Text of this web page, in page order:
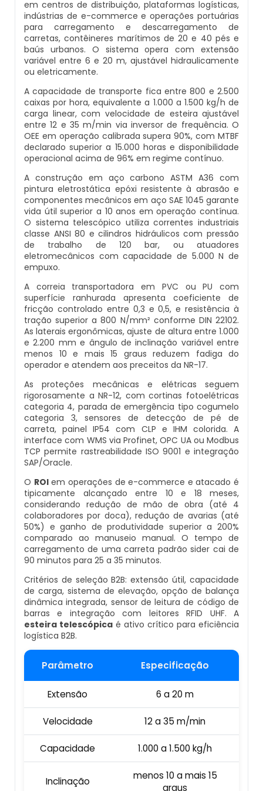
Balança Contadora
Máquina Seladora Rotativa Pneumática
Embaladora Industrial
Pesadora De Grãos
Embaladora De Doces
Embaladora Vertical
Pesadora De Pão
Seladora Automática Com Datador
Pesadora De Salgados Congelados
Balança Multicabeçote
Pesadora Para Biscoito De Polvilho
Seladora Rotativa
Pesadora Para Pão De Queijo
Dosador De Rosca
Pesadoras Automáticas
Embaladora De Graos
Seladora Automática Com Esteira
Embaladora De Pao
Esteira Alimentadora
Seladora Contínua Com Datador
Maquina Contadora
Seladora Rotativa Contínua
Balança Linear
Seladoras Automáticas Com Data
Datador Ink Jet Manual
Datador Ink Jet Portátil
Datador Para Embaladora
Datador Para Embalagens Plásticas
Datador Para Empacotadora
Datador De Tampas
Datador Para Plástico
Datador Para Embalagem Manual
Datador Elétrico
Datador Para Sacos Plasticos
Comprar Datador Automático
Datador Termico
Datador Automático A Venda
Datador Termo Transferência
Fornecedor Datador Automático
Datador De Caixas
Empresa De Datador Inkjet
Máquina Datadora Preço
Máquina Datadora Automática
Datador De Potes Tampas E Rótulos
Manutenção De Datador De Caixa
Datador Automático De Embalagens
Datador Com Esteira
Datador De Embalagens Automático
Datador Hot Stamping
em centros de distribuição, plataformas logísticas,
indústrias de e-commerce e operações portuárias
para carregamento e descarregamento de
carretas, contêineres marítimos de 20 e 40 pés e
baús urbanos. O sistema opera com extensão
variável entre 6 e 20 m, ajustável hidraulicamente
ou eletricamente.
A capacidade de transporte fica entre 800 e 2.500
caixas por hora, equivalente a 1.000 a 1.500 kg/h de
carga linear, com velocidade de esteira ajustável
entre 12 e 35 m/min via inversor de frequência. O
OEE em operação calibrada supera 90%, com MTBF
declarado superior a 15.000 horas e disponibilidade
operacional acima de 96% em regime contínuo.
A construção em aço carbono ASTM A36 com
pintura eletrostática epóxi resistente à abrasão e
componentes mecânicos em aço SAE 1045 garante
vida útil superior a 10 anos em operação contínua.
O sistema telescópico utiliza correntes industriais
classe ANSI 80 e cilindros hidráulicos com pressão
de trabalho de 120 bar, ou atuadores
eletromecânicos com capacidade de 5.000 N de
empuxo.
A correia transportadora em PVC ou PU com
superfície ranhurada apresenta coeficiente de
fricção controlado entre 0,3 e 0,5, e resistência à
tração superior a 800 N/mm² conforme DIN 22102.
As laterais ergonômicas, ajuste de altura entre 1.000
e 2.200 mm e ângulo de inclinação variável entre
menos 10 e mais 15 graus reduzem fadiga do
operador e atendem aos preceitos da NR-17.
As proteções mecânicas e elétricas seguem
rigorosamente a NR-12, com cortinas fotoelétricas
categoria 4, parada de emergência tipo cogumelo
categoria 3, sensores de detecção de pé de
carreta, painel IP54 com CLP e IHM colorida. A
interface com WMS via Profinet, OPC UA ou Modbus
TCP permite rastreabilidade ISO 9001 e integração
SAP/Oracle.
O ROIem operações de e-commerce e atacado é
tipicamente alcançado entre 10 e 18 meses,
considerando redução de mão de obra (até 4
colaboradores por doca), redução de avarias (até
50%) e ganho de produtividade superior a 200%
comparado ao manuseio manual. O tempo de
carregamento de uma carreta padrão sider cai de
90 minutos para 25 a 35 minutos.
Critérios de seleção B2B: extensão útil, capacidade
de carga, sistema de elevação, opção de balança
dinâmica integrada, sensor de leitura de código de
barras e integração com leitores RFID UHF. A
esteira telescópica é ativo crítico para eficiência
logística B2B.
Parâmetro Especificação
Extensão 6 a 20 m
Velocidade 12 a 35 m/min
Capacidade 1.000 a 1.500 kg/h
Inclinação
menos 10 a mais 15
graus